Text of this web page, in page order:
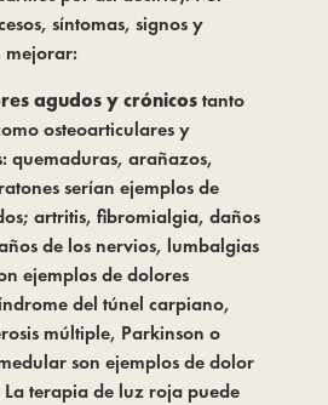
síntomas, signos y
mejorar:
agudos y crónicos tanto
osteoarticulares y
quemaduras, arañazos,
serían ejemplos de
artritis, fibromialgia, daños
de los nervios, lumbalgias
ejemplos de dolores
del túnel carpiano,
múltiple, Parkinson o
son ejemplos de dolor
terapia de luz roja puede